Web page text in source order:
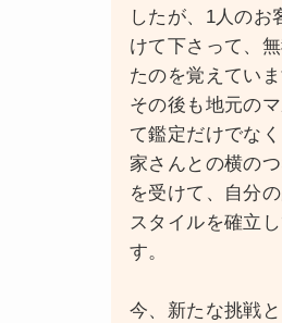
したが、1人のお
けて下さって、
たのを覚えていま
その後も地元の
て鑑定だけでな
家さんとの横の
を受けて、自分
スタイルを確立
す。
今、新たな挑戦